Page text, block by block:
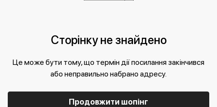
Сторінку не знайдено
Це може бути тому, що термін дії посилання закінчився
або неправильно набрано адресу.
Продовжити шопінг